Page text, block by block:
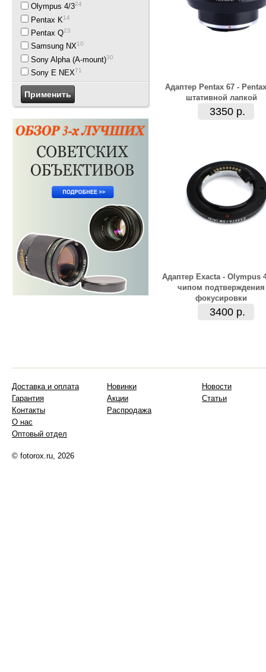
Olympus 4/324
Pentax K14
Pentax Q23
Samsung NX10
Sony Alpha (A-mount)30
Sony E NEX71
Адаптер Pentax 67 -
штативной лапкой
3350 р.
Адаптер Exacta - Olympus
чипом подтверждения
фокусировки
3400 р.
Доставка и оплата
Гарантия
Контакты
О нас
Оптовый отдел
Новинки
Акции
Распродажа
Новости
Статьи
© fotorox.ru, 2026